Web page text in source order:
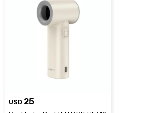
USD 25